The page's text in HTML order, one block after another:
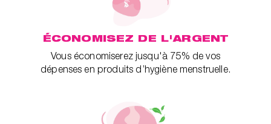
ÉCONOMISEZ DE L'ARGENT
Vous économiserez jusqu'à 75% de vos
dépenses en produits d’hygiène menstruelle.